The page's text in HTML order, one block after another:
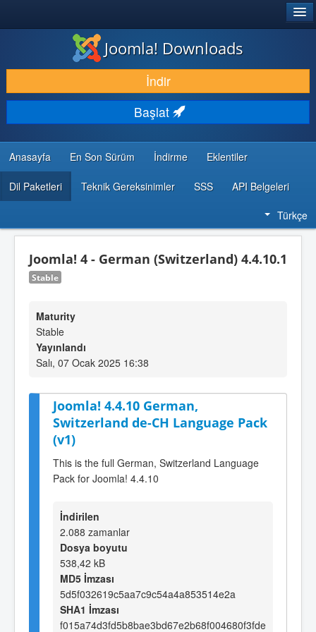
İNDIR & GENIŞLET
KEŞFET & ÖĞREN
TOPLULUK & DESTEK
GELIŞTIRICI KAYNAKLARI
Joomla! Downloads
İndir
Başlat
Anasayfa En Son Sürüm İndirme Eklentiler
Dil Paketleri Teknik Gereksinimler SSS API Belgeleri
Türkçe
Joomla! 4 - German (Switzerland) 4.4.10.1
Stable
Maturity
Stable
Yayınlandı
Salı, 07 Ocak 2025 16:38
Joomla! 4.4.10 German,
Switzerland de-CH Language Pack
(v1)
This is the full German, Switzerland Language
Pack for Joomla! 4.4.10
İndirilen
2.088 zamanlar
Dosya boyutu
538,42 kB
MD5 İmzası
5d5f032619c5aa7c9c54a4a853514e2a
SHA1 İmzası
f015a74d3fd5b8bae3bd67e2b68f004680f3fde